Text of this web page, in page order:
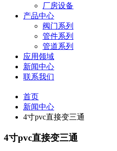
厂房设备
产品中心
阀门系列
管件系列
管道系列
应用领域
新闻中心
联系我们
首页
新闻中心
4寸pvc直接变三通
4寸pvc直接变三通